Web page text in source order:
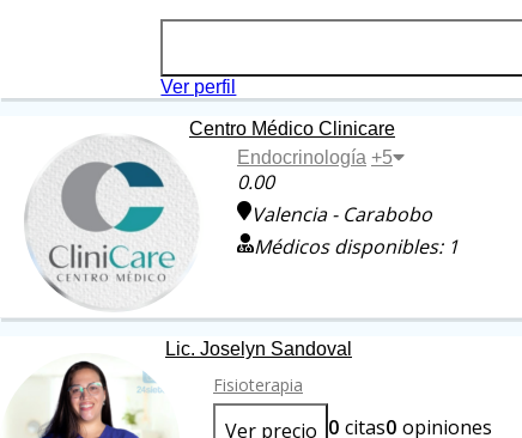
Ver perfil
Centro Médico Clinicare
Endocrinología +5
0.00
Valencia - Carabobo
Médicos disponibles: 1
Lic. Joselyn Sandoval
Fisioterapia
Ver precio 0 citas0 opiniones